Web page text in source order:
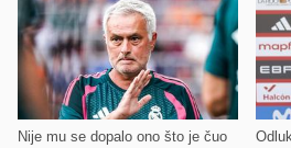
Nije mu se dopalo ono što je čuo